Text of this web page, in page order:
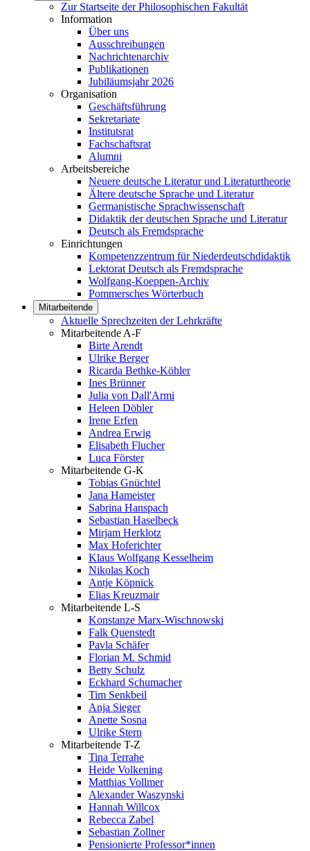
Zur Startseite der Philosophischen Fakultät
Information
Über uns
Ausschreibungen
Nachrichtenarchiv
Publikationen
Jubiläumsjahr 2026
Organisation
Geschäftsführung
Sekretariate
Institutsrat
Fachschaftsrat
Alumni
Arbeitsbereiche
Neuere deutsche Literatur und Literaturtheorie
Ältere deutsche Sprache und Literatur
Germanistische Sprachwissenschaft
Didaktik der deutschen Sprache und Literatur
Deutsch als Fremdsprache
Einrichtungen
Kompetenzzentrum für Niederdeutschdidaktik
Lektorat Deutsch als Fremdsprache
Wolfgang-Koeppen-Archiv
Pommersches Wörterbuch
Mitarbeitende
Aktuelle Sprechzeiten der Lehrkräfte
Mitarbeitende A-F
Birte Arendt
Ulrike Berger
Ricarda Bethke-Köhler
Ines Brünner
Julia von Dall'Armi
Heleen Döbler
Irene Erfen
Andrea Erwig
Elisabeth Flucher
Luca Förster
Mitarbeitende G-K
Tobias Gnüchtel
Jana Hameister
Sabrina Hanspach
Sebastian Haselbeck
Mirjam Herklotz
Max Hoferichter
Klaus Wolfgang Kesselheim
Nikolas Koch
Antje Köpnick
Elias Kreuzmair
Mitarbeitende L-S
Konstanze Marx-Wischnowski
Falk Quenstedt
Pavla Schäfer
Florian M. Schmid
Betty Schulz
Eckhard Schumacher
Tim Senkbeil
Anja Sieger
Anette Sosna
Ulrike Stern
Mitarbeitende T-Z
Tina Terrahe
Heide Volkening
Matthias Vollmer
Alexander Waszynski
Hannah Willcox
Rebecca Zabel
Sebastian Zollner
Pensionierte Professor*innen